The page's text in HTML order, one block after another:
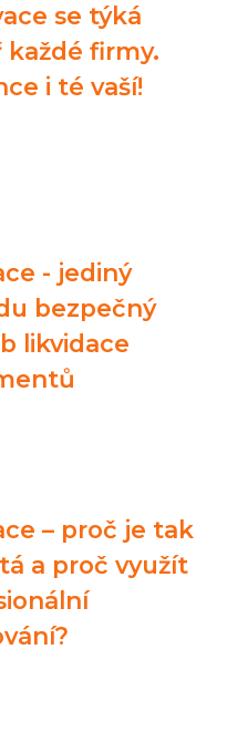
se týká
každé firmy.
i té vaší!
- jediný
bezpečný
likvidace
– proč je tak
a proč využít